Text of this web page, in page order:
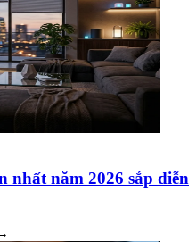
nhất năm 2026 sắp diễn